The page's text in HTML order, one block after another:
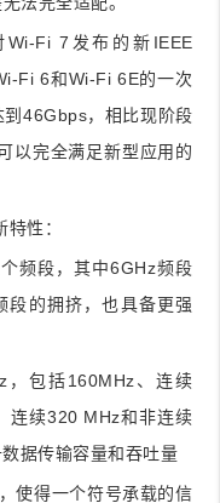
Fi 7发布的新IEEE
Fi 6和Wi-Fi 6E的一次
46Gbps，相比现阶段
以完全满足新型应用的
性：
频段，其中6GHz频段
段的拥挤，也具备更强
，包括160MHz、连续
连续320 MHz和非连续
据传输容量和吞吐量
使得一个符号承载的信